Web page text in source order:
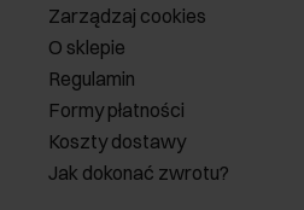
Zarządzaj cookies
O sklepie
Regulamin
Formy płatności
Koszty dostawy
Jak dokonać zwrotu?